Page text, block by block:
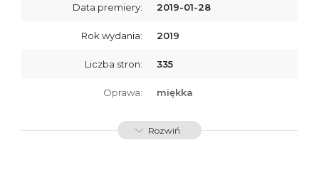
Data premiery: 2019-01-28
Rok wydania: 2019
Liczba stron: 335
Oprawa: miękka
ISBN 9788379761319
Rozwiń